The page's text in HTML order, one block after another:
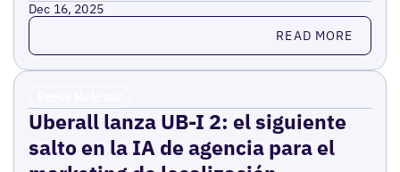
Dec 16, 2025
Read more READ MORE
Uberall lanza UB-I 2: el siguiente
salto en la IA de agencia para el